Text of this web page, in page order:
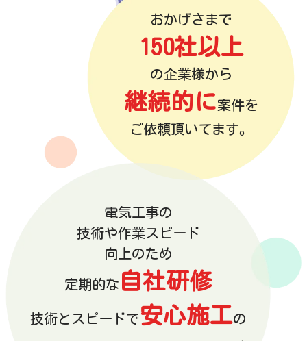
おかげさまで
150社以上
の企業様から
継続的に案件を
ご依頼頂いてます。
電気工事の
技術や作業スピード
向上のため
定期的な 自社研修
技術とスピードで 安心施工の